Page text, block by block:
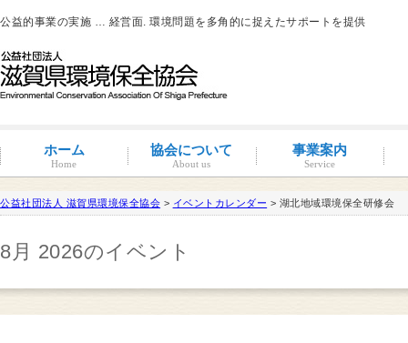
公益的事業の実施 … 経営面. 環境問題を多角的に捉えたサポートを提供
ホーム
Home
協会について
About us
概要と沿革
組織図・役員紹介
情報公開
コンプライアンス
事業案内
Service
コンプライアンス支援
地域連携事業
環境負荷低減活動支援
環境経営の支援
事業サポート
水処理分科会
派遣事業
水質
大気
土壌汚染
産業廃棄物
騒音・振動・悪臭防止
省エネルギー
ISO14001
その他
滋賀県条例関係
有機物分解装置
自動手洗い乾燥装置
新クリラック処理
会員一覧
入会案内
会員の特典
公益社団法人 滋賀県環境保全協会 > イベントカレンダー > 湖北地域環境保全研修会
8月 2026のイベント